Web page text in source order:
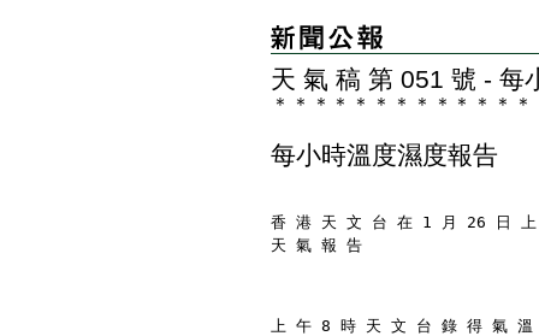
天 氣 稿 第 051 號 - 每
＊ ＊ ＊ ＊ ＊ ＊ ＊ ＊ ＊ ＊ ＊ ＊ ＊
每小時溫度濕度報告
香 港 天 文 台 在 1 月 26 日
天 氣 報 告
上 午 8 時 天 文 台 錄 得 氣